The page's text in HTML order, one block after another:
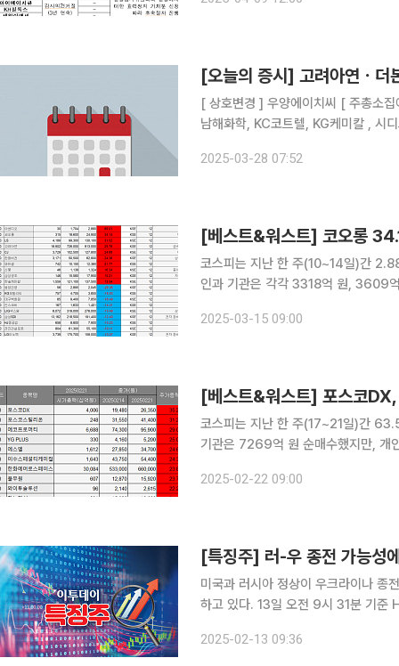
사의견 거절’을 처음으로 받은 곳은
[ 상호변경 ] 우양에이치씨 [ 주총소집에 관한 이사회결의, 주주총회 ] 한국쉘석유, 한국석유공업,
남해화학, KC코트렐, KG케미칼 , 시
호전실업, 대창단조, 신원, YG PLUS,
2025-03-28 07:52
[베스트&워스트] 코오롱
코스피는 지난 한 주(10~14일)간
인과 기관은 각각 3318억 원, 3609억 원 순매수했다. 외국인은 2조3523억 원 순매도
69.01% 오른 2880원에 거래를 마
2025-03-15 09:00
코스피는 지난 한 주(17~21일)간
기관은 7269억 원 순매수했지만, 개
로, 35.27% 오른 2만6350원에 마
2025-02-22 09:00
[특징주] 러-우 종전 가능성
미국과 러시아 정상이 우크라이나 종
하고 있다. 13일 오전 9시 31분 기준 HD현대건설기계는 전 거래일 대비 10.22%오른 8만9500원
크라이나 재건 테마주로 분류되는 종
2025-02-13 09:36